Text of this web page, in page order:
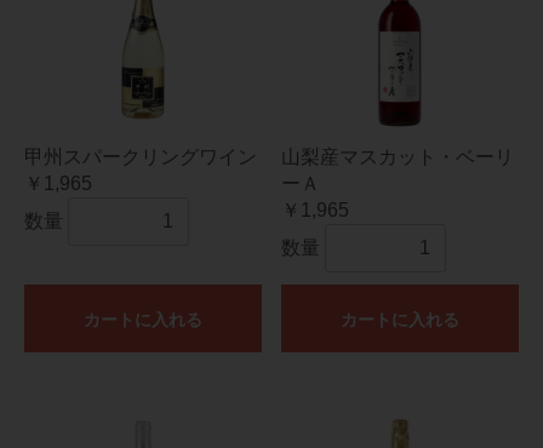
甲州スパークリングワイン
￥1,965
数量
カートに入れる
山梨産マスカット・ベーリ
ーＡ
￥1,965
数量
カートに入れる